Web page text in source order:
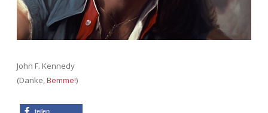
John F. Kennedy
(Danke,Bemme!)
teilen